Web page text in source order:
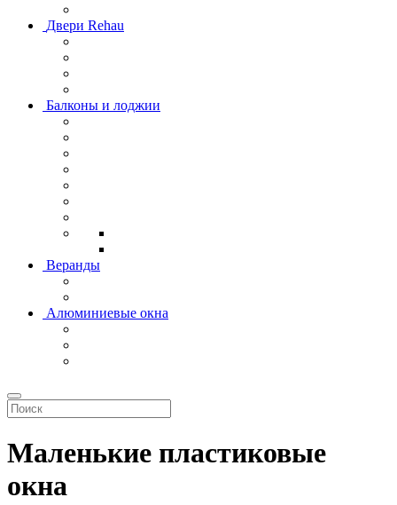
Двери Rehau
Балконы и лоджии
Веранды
Алюминиевые окна
Маленькие пластиковые
окна